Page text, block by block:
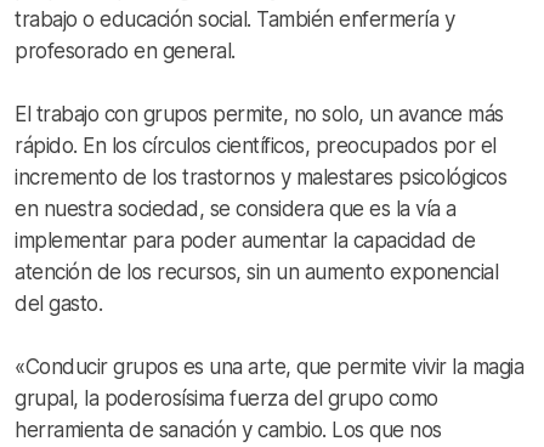
trabajo o educación social. También enfermería y
profesorado en general.
El trabajo con grupos permite, no solo, un avance más
rápido. En los círculos científicos, preocupados por el
incremento de los trastornos y malestares psicológicos
en nuestra sociedad, se considera que es la vía a
implementar para poder aumentar la capacidad de
atención de los recursos, sin un aumento exponencial
del gasto.
«Conducir grupos es una arte, que permite vivir la magia
grupal, la poderosísima fuerza del grupo como
herramienta de sanación y cambio. Los que nos